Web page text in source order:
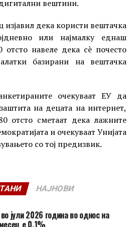
вештини.
изјавил дека користи вештачка
или најмалку еднаш
отсто навеле дека сè почесто
базирани на вештачка
очекуваат ЕУ да
на децата на интернет,
отсто сметаат дека лажните
и очекуваат Унијата
со тој предизвик.
НАЈНОВИ
јули 2026 година во однос на